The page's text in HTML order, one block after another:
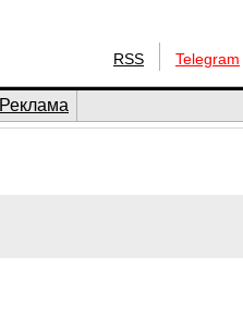
RSS Telegram
Реклама